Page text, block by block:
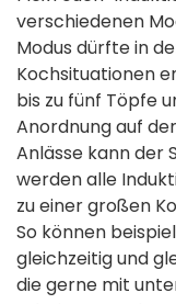
verschiedenen
Modus dürfte in
Kochsituationen
bis zu fünf Töpfe
Anordnung auf
Anlässe kann der
werden alle
zu einer großen
So können
gleichzeitig und
die gerne mit